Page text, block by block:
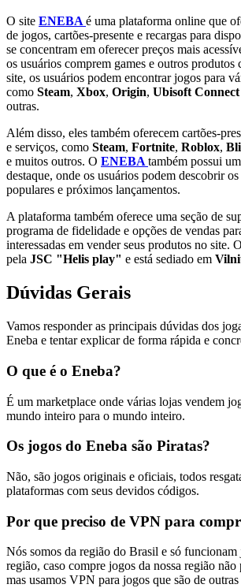
O site ENEBA é uma plataforma online que
de jogos, cartões-presente e recargas para
se concentram em oferecer preços mais
os usuários comprem games e outros produtos
site, os usuários podem encontrar jogos para
como Steam, Xbox, Origin, Ubisoft Connect
outras.
Além disso, eles também oferecem cartões-
e serviços, como Steam, Fortnite, Roblox,
e muitos outros. O ENEBA também possui
destaque, onde os usuários podem descobrir
populares e próximos lançamentos.
A plataforma também oferece uma seção de
programa de fidelidade e opções de vendas
interessadas em vender seus produtos no site. O
pela JSC "Helis play" e está sediado em
Dúvidas Gerais
Vamos responder as principais dúvidas dos
Eneba e tentar explicar de forma rápida e
O que é o Eneba?
É um marketplace onde várias lojas vendem
mundo inteiro para o mundo inteiro.
Os jogos do Eneba são Piratas?
Não, são jogos originais e oficiais, todos
plataformas com seus devidos códigos.
Por que preciso de VPN para
Nós somos da região do Brasil e só funcionam
região, caso compre jogos da nossa região
mas usamos VPN para jogos que são de outras